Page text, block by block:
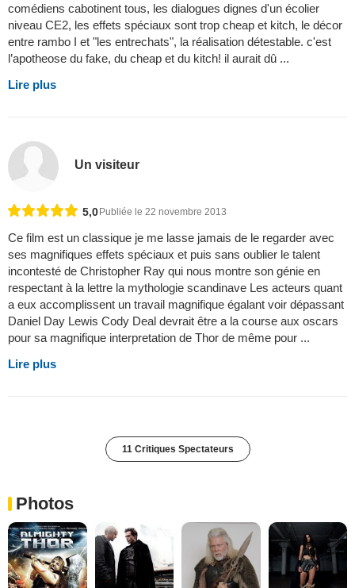
comédiens cabotinent tous, les dialogues dignes d'un écolier
niveau CE2, les effets spéciaux sont trop cheap et kitch, le décor
entre rambo I et "les entrechats", la réalisation détestable. c'est
l’apotheose du fake, du cheap et du kitch! il aurait dû ...
Lire plus
Un visiteur
5,0 Publiée le 22 novembre 2013
Ce film est un classique je me lasse jamais de le regarder avec
ses magnifiques effets spéciaux et puis sans oublier le talent
incontesté de Christopher Ray qui nous montre son génie en
respectant à la lettre la mythologie scandinave Les acteurs quant
a eux accomplissent un travail magnifique égalant voir dépassant
Daniel Day Lewis Cody Deal devrait être a la course aux oscars
pour sa magnifique interpretation de Thor de même pour ...
Lire plus
11 Critiques Spectateurs
Photos